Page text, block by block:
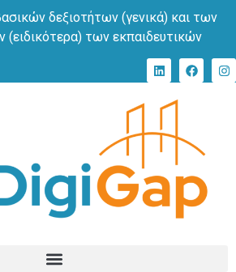
δεξιοτήτων (γενικά) και των
των εκπαιδευτικών